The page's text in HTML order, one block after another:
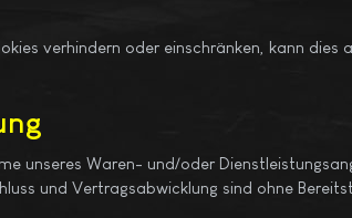
verhindern oder einschränken, kann
unseres Waren- und/oder
und Vertragsabwicklung sind ohne